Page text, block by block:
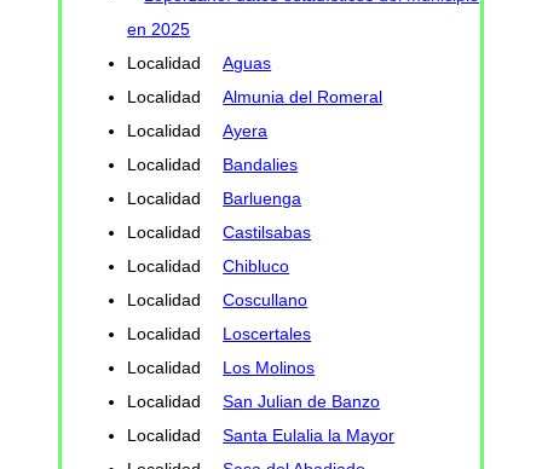
en 2025
Localidad
Aguas
Localidad
Almunia del Romeral
Localidad
Ayera
Localidad
Bandalies
Localidad
Barluenga
Localidad
Castilsabas
Localidad
Chibluco
Localidad
Coscullano
Localidad
Loscertales
Localidad
Los Molinos
Localidad
San Julian de Banzo
Localidad
Santa Eulalia la Mayor